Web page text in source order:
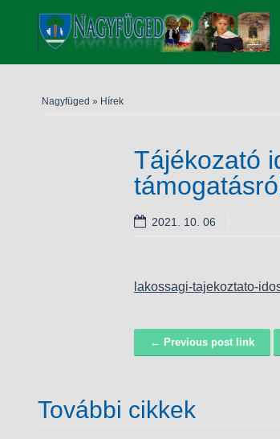
Nagyfüged » Hírek
Tájékozató
2021. 10. 06
lakossagi-tajekoztato-
Navigáció ← Previous post link
További cikkek